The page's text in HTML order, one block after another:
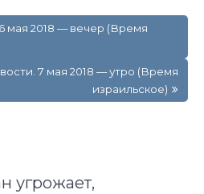
мая 2018 — вечер (Время
7 мая 2018 — утро (Время
израильское)
угрожает,